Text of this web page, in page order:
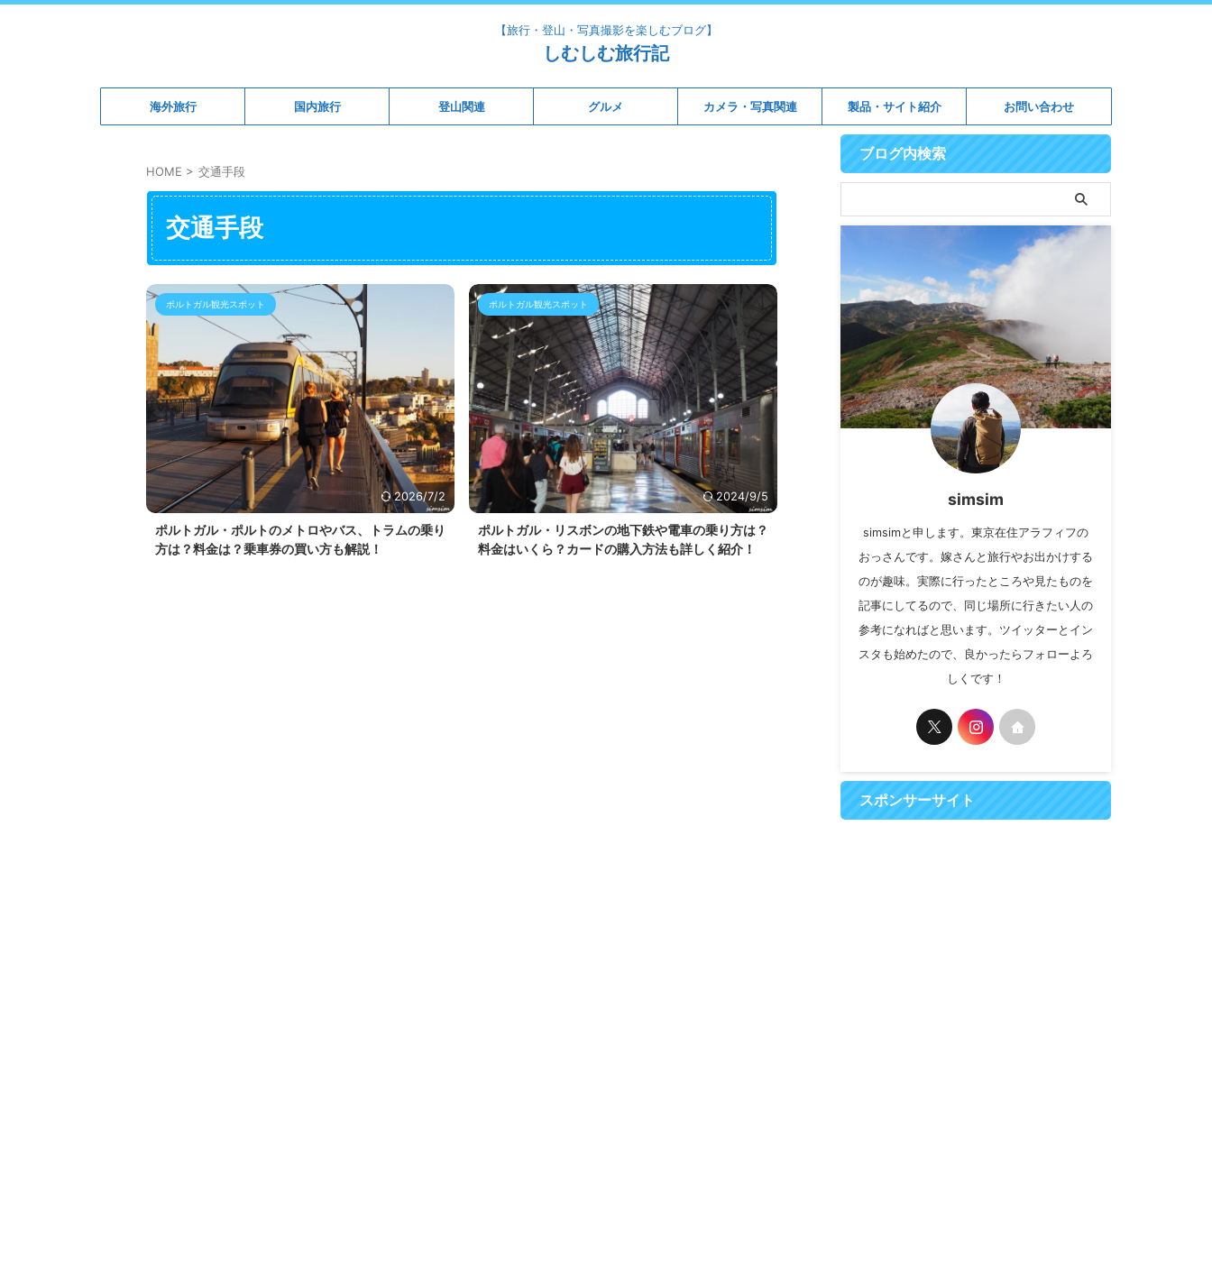
【旅行・登山・写真撮影を楽しむブログ】
しむしむ旅行記
海外旅行 国内旅行 登山関連 グルメ カメラ・写真関連 製品・サイト紹介 お問い合わせ
HOME > 交通手段
交通手段
ポルトガル観光スポット
2026/7/2
ポルトガル・ポルトのメトロやバス、トラムの乗り
方は？料金は？乗車券の買い方も解説！
ポルトガル観光スポット
2024/9/5
ポルトガル・リスボンの地下鉄や電車の乗り方は？
料金はいくら？カードの購入方法も詳しく紹介！
ブログ内検索
simsim
simsimと申します。東京在住アラフィフの
おっさんです。嫁さんと旅行やお出かけする
のが趣味。実際に行ったところや見たものを
記事にしてるので、同じ場所に行きたい人の
参考になればと思います。ツイッターとイン
スタも始めたので、良かったらフォローよろ
しくです！
スポンサーサイト